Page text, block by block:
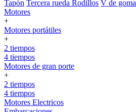
Tapón Tercera rueda Rodillos V de goma
Motores
+
Motores portátiles
+
2 tiempos
4 tiempos
Motores de gran porte
+
2 tiempos
4 tiempos
Motores Electricos